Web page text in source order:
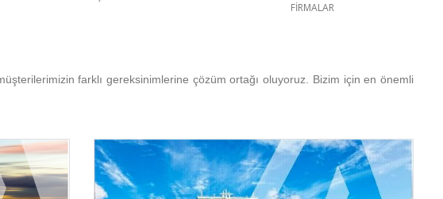
FIRMALAR
farklı gereksinimlerine çözüm ortağı oluyoruz. Bizim için en önemli